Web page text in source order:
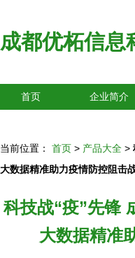
成都优柘信息
首页 企业简介
当前位置： 首页 > 产品大全 >
大数据精准助力疫情防控阻击
科技战“疫”先锋
大数据精准